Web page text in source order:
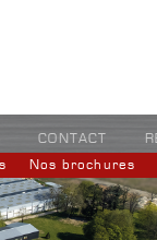
Nos brochures
CONTACT